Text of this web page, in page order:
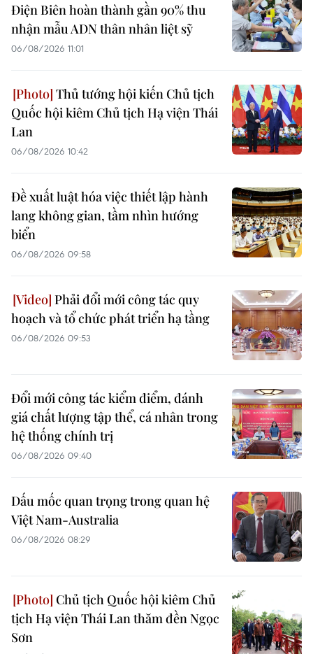
Điện Biên hoàn thành gần 90% thu
nhận mẫu ADN thân nhân liệt sỹ
06/08/2026 11:01
Thủ tướng hội kiến Chủ tịch
Quốc hội kiêm Chủ tịch Hạ viện Thái
Lan
06/08/2026 10:42
Đề xuất luật hóa việc thiết lập hành
lang không gian, tầm nhìn hướng
biển
06/08/2026 09:58
Phải đổi mới công tác quy
hoạch và tổ chức phát triển hạ tầng
06/08/2026 09:53
Đổi mới công tác kiểm điểm, đánh
giá chất lượng tập thể, cá nhân trong
hệ thống chính trị
06/08/2026 09:40
Dấu mốc quan trọng trong quan hệ
Việt Nam-Australia
06/08/2026 08:29
Chủ tịch Quốc hội kiêm Chủ
tịch Hạ viện Thái Lan thăm đền Ngọc
Sơn